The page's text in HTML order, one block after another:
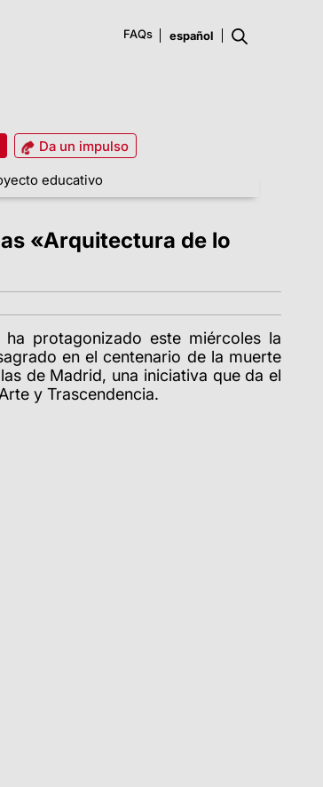
FAQs
Da un impulso
educativo
«Arquitectura de lo
protagonizado este miércoles la
en el centenario de la muerte
de Madrid, una iniciativa que da el
y Trascendencia.